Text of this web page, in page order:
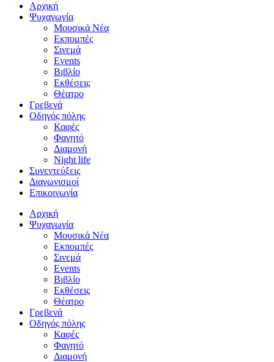
Αρχική
Ψυχαγωγία
Μουσικά Νέα
Εκπομπές
Σινεμά
Events
Βιβλίο
Εκθέσεις
Θέατρο
Γρεβενά
Οδηγός πόλης
Καφές
Φαγητό
Διαμονή
Night life
Συνεντεύξεις
Διαγωνισμοί
Επικοινωνία
Αρχική
Ψυχαγωγία
Μουσικά Νέα
Εκπομπές
Σινεμά
Events
Βιβλίο
Εκθέσεις
Θέατρο
Γρεβενά
Οδηγός πόλης
Καφές
Φαγητό
Διαμονή